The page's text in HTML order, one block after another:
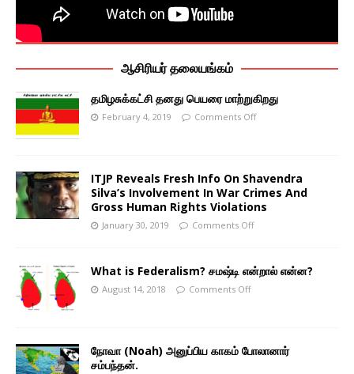
ஆசிரியர் தலையங்கம்
தமிழசுக்கட்சி தனது பெயரை மாற்றுகிறது
February 4, 2019 Comments Off
ITJP Reveals Fresh Info On Shavendra
Silva’s Involvement In War Crimes And
Gross Human Rights Violations
January 30, 2019 Comments Off
What is Federalism? சமஷ்டி என்றால் என்ன?
August 14, 2018 Comments Off
நோவா (Noah) அனுப்பிய காகம் போலானார்
சம்பந்தன்.